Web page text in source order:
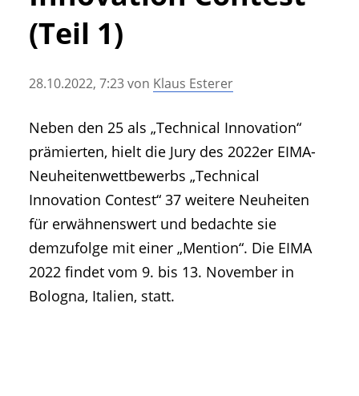
• Messen und Veranstaltungen
• Agritechnica Neuheiten Archiv
(Teil 1)
28.10.2022, 7:23von Klaus Esterer
Neben den 25 als „Technical Innovation“
prämierten, hielt die Jury des 2022er EIMA-
Neuheitenwettbewerbs „Technical
Innovation Contest“ 37 weitere Neuheiten
für erwähnenswert und bedachte sie
demzufolge mit einer „Mention“. Die EIMA
2022 findet vom 9. bis 13. November in
Bologna, Italien, statt.